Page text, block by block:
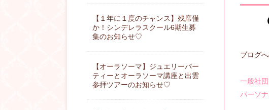
ブログ
一般社
パーソ
【１年に１度のチャンス】残席僅
か！シンデレラスクール6期生募
集のお知らせ♡
【オーラソーマ】ジュエリーパー
ティーとオーラソーマ講座と出雲
参拝ツアーのお知らせ♡